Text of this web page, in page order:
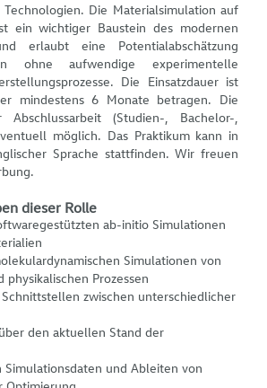
Technologien. Die Materialsimulation auf
ein wichtiger Baustein des modernen
erlaubt eine Potentialabschätzung
ohne aufwendige experimentelle
Die Einsatzdauer ist
mindestens 6 Monate betragen. Die
(Studien-, Bachelor-,
möglich. Das Praktikum kann in
Sprache stattfinden. Wir freuen
dieser Rolle
ab-initio Simulationen
Simulationen von
physikalischen Prozessen
zwischen unterschiedlicher
den aktuellen Stand der
Simulationsdaten und Ableiten von